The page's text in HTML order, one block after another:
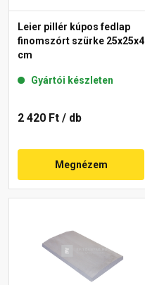
Leier pillér kúpos fedlap
finomszórt szürke 25x25x4
cm
Gyártói készleten
2 420 Ft / db
Megnézem